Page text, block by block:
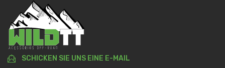
SCHICKEN SIE UNS EINE E-MAIL